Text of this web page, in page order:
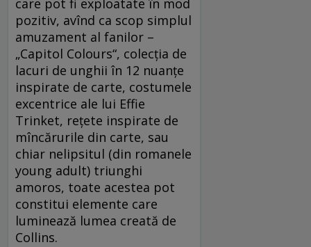
care pot fi exploatate în mod
pozitiv, avînd ca scop simplul
amuzament al fanilor –
„Capitol Colours“, colecţia de
lacuri de unghii în 12 nuanţe
inspirate de carte, costumele
excentrice ale lui Effie
Trinket, reţete inspirate de
mîncărurile din carte, sau
chiar nelipsitul (din romanele
young adult) triunghi
amoros, toate acestea pot
constitui elemente care
luminează lumea creată de
Collins.